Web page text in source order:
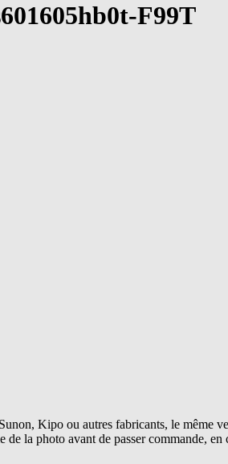
F99T
Kipo ou autres fabricants, le même
la photo avant de passer commande, en